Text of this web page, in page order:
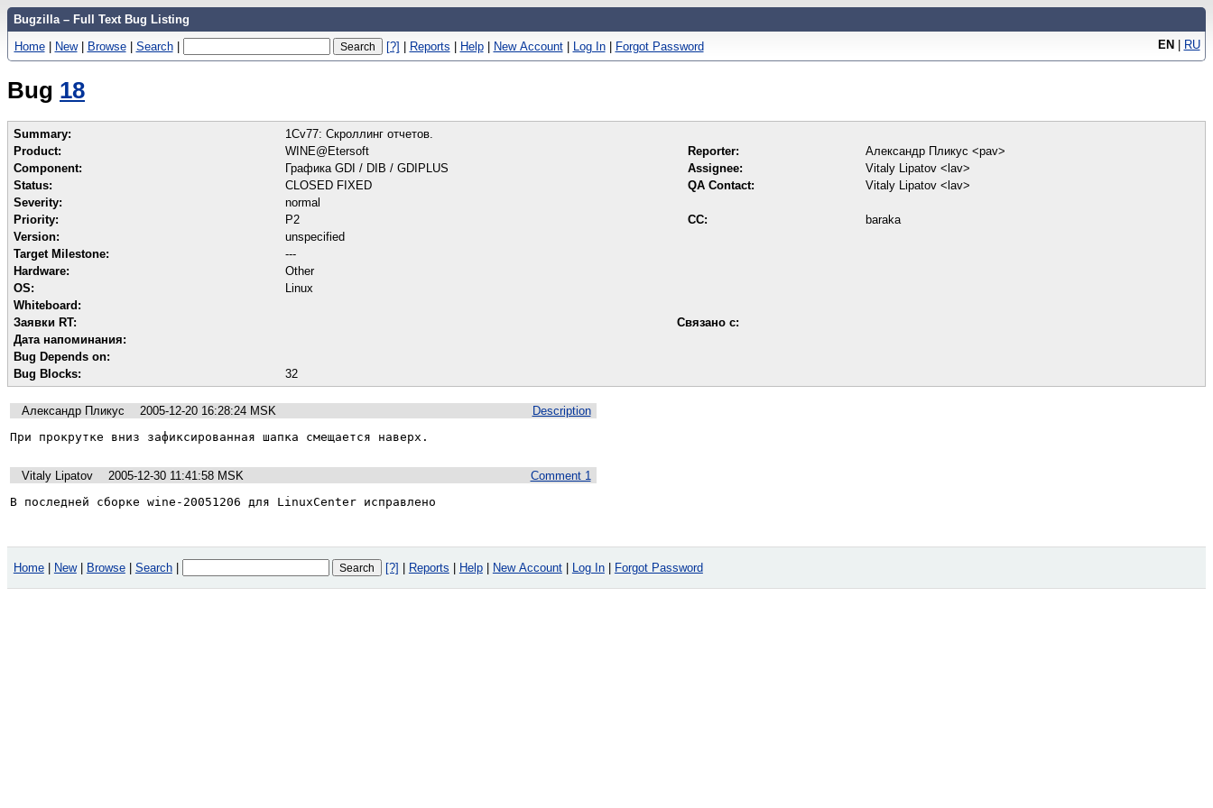
Bugzilla – Full Text Bug Listing
EN | RU
Home | New | Browse | Search | [?] | Reports | Help | New Account | Log In | Forgot Password
Bug 18
Summary:
1Cv77: Скроллинг отчетов.
Product:
WINE@Etersoft Reporter:
Александр Пликус <pav>
Component:
Графика GDI / DIB / GDIPLUS Assignee:
Vitaly Lipatov <lav>
Status:
CLOSED FIXED QA Contact:
Vitaly Lipatov <lav>
Severity:
normal
Priority:
P2 CC:
baraka
Version:
unspecified
Target Milestone:
---
Hardware:
Other
OS:
Linux
Whiteboard:
Заявки RT:
Связано с:
Дата напоминания:
Bug Depends on:
Bug Blocks:
32
Description
Александр Пликус
2005-12-20 16:28:24 MSK
При прокрутке вниз зафиксированная шапка смещается наверх.
Comment 1
Vitaly Lipatov
2005-12-30 11:41:58 MSK
В последней сборке wine-20051206 для LinuxCenter исправлено
Home New Browse Search [?] Reports Help New Account Log In Forgot Password